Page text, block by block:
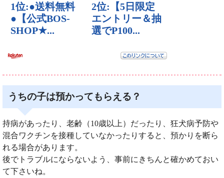
うちの子は預かってもらえる？
持病があったり、老齢（10歳以上）だったり、狂犬病予防や
混合ワクチンを接種していなかったりすると、預かりを断ら
れる場合があります。
後でトラブルにならないよう、事前にきちんと確かめておい
て下さいね。